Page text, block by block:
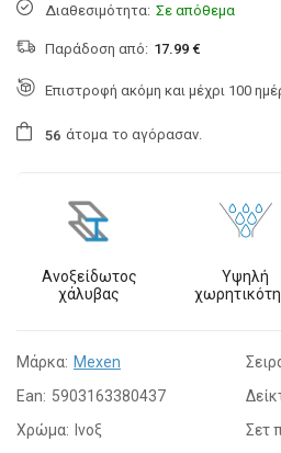
Διαθεσιμότητα: Σε απόθεμα
Παράδοση από: 17.99 €
Επιστροφή ακόμη και μέχρι 100
56 άτομα το αγόρασαν.
Ανοξείδωτος
χάλυβας
Υψηλή
Μάρκα: Mexen
Ean: 5903163380437
Χρώμα: Ινοξ Σετ